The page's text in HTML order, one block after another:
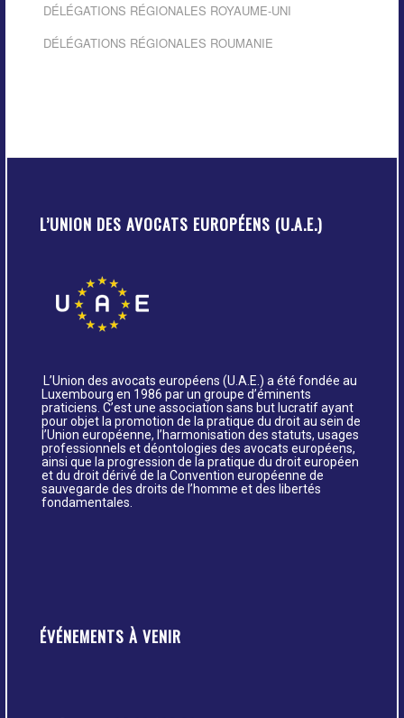
DÉLÉGATIONS RÉGIONALES ROYAUME-UNI
DÉLÉGATIONS RÉGIONALES ROUMANIE
L’UNION DES AVOCATS EUROPÉENS (U.A.E.)
L’Union des avocats européens (U.A.E.) a été fondée au
Luxembourg en 1986 par un groupe d’éminents
praticiens. C’est une association sans but lucratif ayant
pour objet la promotion de la pratique du droit au sein de
l’Union européenne, l’harmonisation des statuts, usages
professionnels et déontologies des avocats européens,
ainsi que la progression de la pratique du droit européen
et du droit dérivé de la Convention européenne de
sauvegarde des droits de l’homme et des libertés
fondamentales.
ÉVÉNEMENTS À VENIR